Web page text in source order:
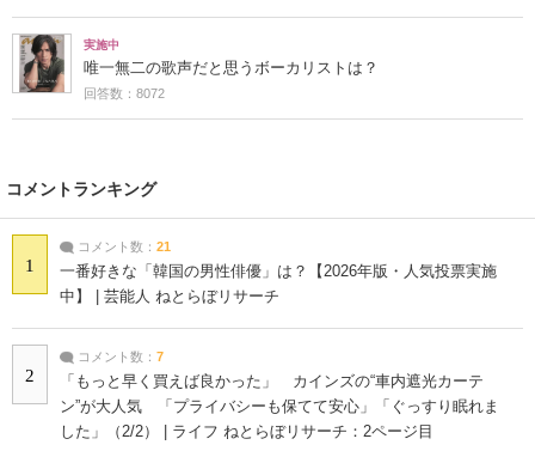
実施中
唯一無二の歌声だと思うボーカリストは？
回答数：8072
コメントランキング
1
コメント数： 21
一番好きな「韓国の男性俳優」は？【2026年版・人気投票実施
中】 | 芸能人 ねとらぼリサーチ
2
コメント数： 7
「もっと早く買えば良かった」 カインズの“車内遮光カーテ
ン”が大人気 「プライバシーも保てて安心」「ぐっすり眠れま
した」（2/2） | ライフ ねとらぼリサーチ：2ページ目